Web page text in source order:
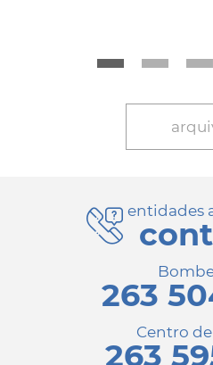
entidades
263
Centro
263